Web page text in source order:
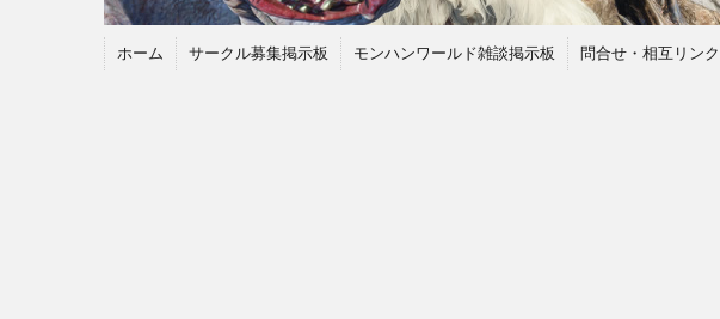
ホーム サークル募集掲示板 モンハンワールド雑談掲示板 問合せ・相互リンク